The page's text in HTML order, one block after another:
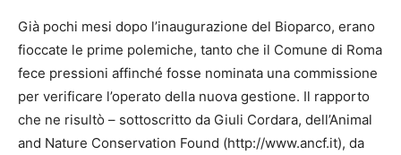
Già pochi mesi dopo l’inaugurazione del Bioparco, erano
fioccate le prime polemiche, tanto che il Comune di Roma
fece pressioni affinché fosse nominata una commissione
per verificare l’operato della nuova gestione. Il rapporto
che ne risultò – sottoscritto da Giuli Cordara, dell’Animal
and Nature Conservation Found (http://www.ancf.it), da